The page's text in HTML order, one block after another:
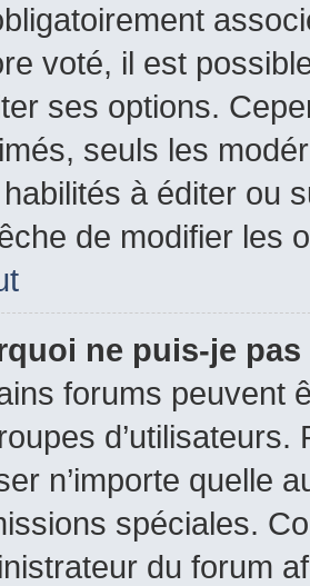
voté, il est
ses options.
seuls les
à éditer ou
de modifier les
ne puis-je
forums peuvent
n’importe quelle
spéciales.
du forum